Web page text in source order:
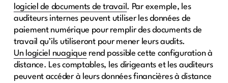
logiciel de documents de travail . Par exemple, les
auditeurs internes peuvent utiliser les données de
paiement numérique pour remplir des documents de
travail qu’ils utiliseront pour mener leurs audits.
Un logiciel nuagique rend possible cette configuration à
distance. Les comptables, les dirigeants et les auditeurs
peuvent accéder à leurs données financières à distance